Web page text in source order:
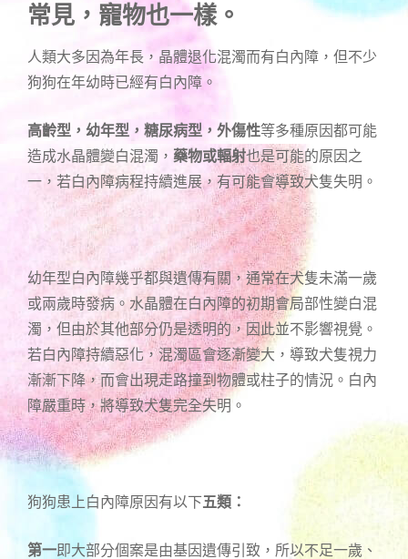
常見，寵物也一樣。
人類大多因為年長，晶體退化混濁而有白內障，但不少
狗狗在年幼時已經有白內障。
高齡型，幼年型，糖尿病型，外傷性等多種原因都可能
造成水晶體變白混濁， 藥物或輻射也是可能的原因之
一，若白內障病程持續進展，有可能會導致犬隻失明。
幼年型白內障幾乎都與遺傳有關，通常在犬隻未滿一歲
或兩歲時發病。水晶體在白內障的初期會局部性變白混
濁，但由於其他部分仍是透明的，因此並不影響視覺。
若白內障持續惡化，混濁區會逐漸變大，導致犬隻視力
漸漸下降，而會出現走路撞到物體或柱子的情況。白內
障嚴重時，將導致犬隻完全失明。
狗狗患上白內障原因有以下五類：
第一即大部分個案是由基因遺傳引致，所以不足一歲、